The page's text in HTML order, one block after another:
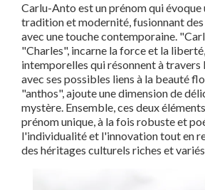
Carlu-Anto est un prénom qui évoque
tradition et modernité, fusionnant des
avec une touche contemporaine.
"Charles", incarne la force et la
intemporelles qui résonnent à travers
avec ses possibles liens à la beauté
"anthos", ajoute une dimension de
mystère. Ensemble, ces deux
prénom unique, à la fois robuste et
l'individualité et l'innovation tout en
des héritages culturels riches et